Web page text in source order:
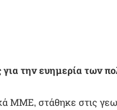
την ευημερία των
ΜΜΕ, στάθηκε στις